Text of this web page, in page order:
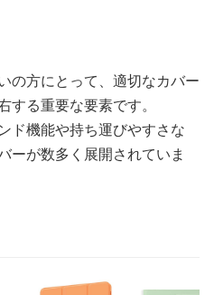
の方にとって、適切なカバー
る重要な要素です。
ド機能や持ち運びやすさな
ーが数多く展開されていま